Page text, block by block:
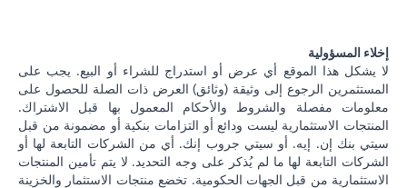
إخلاء المسؤولية
لا يشكل هذا الموقع أي عرض أو استدراج للشراء أو البيع. يجب على
المستثمرين الرجوع إلى وثيقة (وثائق) العرض ذات الصلة للحصول على
معلومات مفصلة والشروط والأحكام المعمول بها قبل الاشتراك.
المنتجات الاستثمارية ليست ودائع أو التزامات بنكية أو مضمونة من قبل
سيتي بنك إن. إيه. أو سيتي جروب إنك. أي من الشركات التابعة لها أو
الشركات التابعة لها ما لم يُذكر على وجه التحديد. لا يتم تأمين المنتجات
الاستثمارية من قبل الجهات الحكومية. تخضع منتجات الاستثمار والخزينة